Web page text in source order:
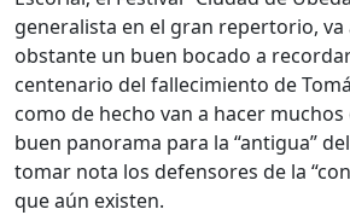
generalista en el gran repertorio, va
obstante un buen bocado a
centenario del fallecimiento de
como de hecho van a hacer
buen panorama para la “antigua”
tomar nota los defensores de la
que aún existen.